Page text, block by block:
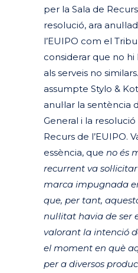
per la Sala de
resolució, ara
l’EUIPO com el
considerar que no
als serveis no
assumpte Stylo &
anul·lar la sentència
General i la resolució
Recurs de l’EUIPO.
essència, que no és
recurrent va
marca impugnada
que, per tant,
nul·litat havia de ser
valorant la intenció
el moment en què
per a diversos